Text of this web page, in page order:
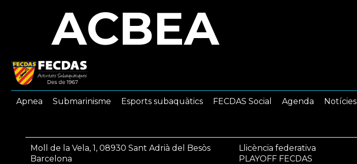
ACBEA
Apnea Submarinisme Esports subaquàtics FECDAS Social Agenda Notícies
Moll de la Vela, 1, 08930 Sant Adrià del Besòs
Barcelona
Llicència federativa
PLAYOFF FECDAS